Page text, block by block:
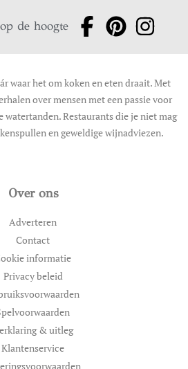
de hoogte
waar het om koken en eten draait. Met
over mensen met een passie voor
Restaurants die je niet mag
en geweldige wijnadviezen.
Over ons
Adverteren
Contact
informatie
Privacy beleid
& uitleg
Klantenservice